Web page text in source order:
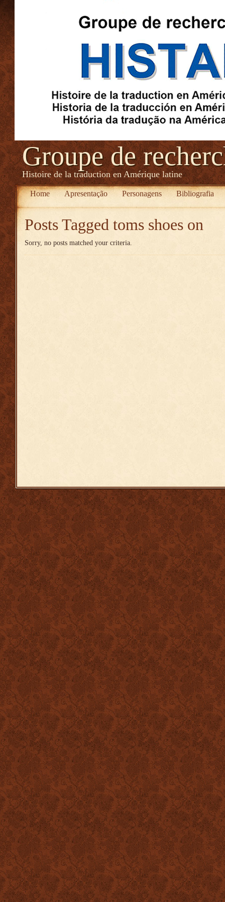
Groupe de
Histoire de la traduction en Amérique latine
Home Apresentação Personagens Bibliografia
Posts Tagged toms shoes on
Sorry, no posts matched your criteria.